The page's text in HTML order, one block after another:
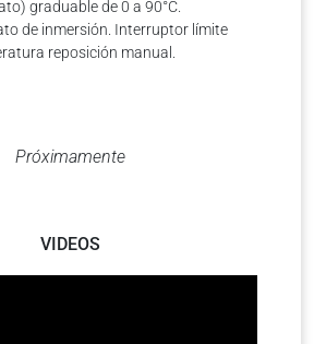
graduable de 0 a 90°C.
de inmersión. Interruptor límite
reposición manual.
Próximamente
VIDEOS